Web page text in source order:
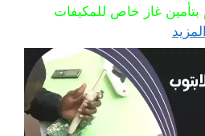
بتأمين غاز خاص للمكيفات